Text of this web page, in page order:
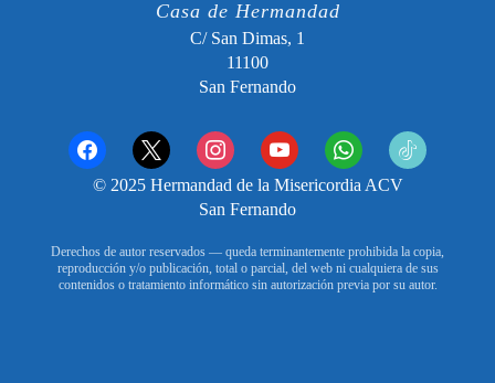
Casa de Hermandad
C/ San Dimas, 1
11100
San Fernando
facebook x instagramyoutube whatsapp tiktok2
© 2025 Hermandad de la Misericordia ACV
San Fernando
Derechos de autor reservados — queda terminantemente prohibida la copia,
reproducción y/o publicación, total o parcial, del web ni cualquiera de sus
contenidos o tratamiento informático sin autorización previa por su autor.